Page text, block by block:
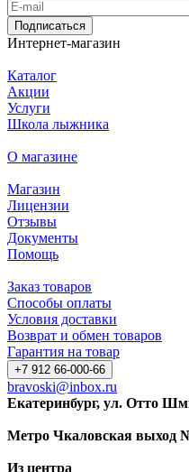
Подписаться
Интернет-магазин
Каталог
Акции
Услуги
Школа лыжника
О магазине
Магазин
Лицензии
Отзывы
Документы
Помощь
Заказ товаров
Способы оплаты
Условия доставки
Возврат и обмен товаров
Гарантия на товар
+7 912 66-000-66
bravoski@inbox.ru
Екатеринбург, ул. Отто
Метро Чкаловская выход
Из центра